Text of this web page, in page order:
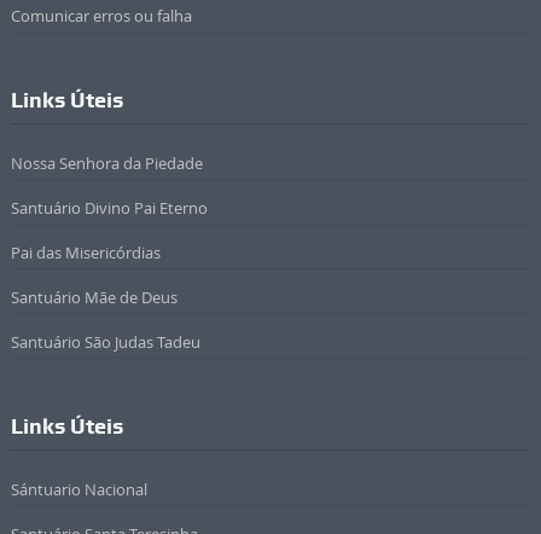
Comunicar erros ou falha
Links Úteis
Nossa Senhora da Piedade
Santuário Divino Pai Eterno
Pai das Misericórdias
Santuário Mãe de Deus
Santuário São Judas Tadeu
Links Úteis
Sántuario Nacional